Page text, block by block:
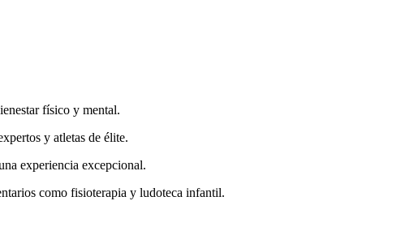
físico y mental.
y atletas de élite.
experiencia excepcional.
como fisioterapia y ludoteca infantil.